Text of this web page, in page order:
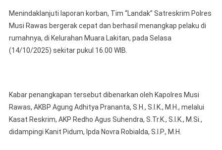
Menindaklanjuti laporan korban, Tim “Landak” Satreskrim Polres
Musi Rawas bergerak cepat dan berhasil menangkap pelaku di
rumahnya, di Kelurahan Muara Lakitan, pada Selasa
(14/10/2025) sekitar pukul 16.00 WIB.
Kabar penangkapan tersebut dibenarkan oleh Kapolres Musi
Rawas, AKBP Agung Adhitya Prananta, S.H., S.I.K., M.H., melalui
Kasat Reskrim, AKP Redho Agus Suhendra, S.Tr.K., S.I.K., M.Si.,
didampingi Kanit Pidum, Ipda Novra Robialda, S.I.P., M.H.